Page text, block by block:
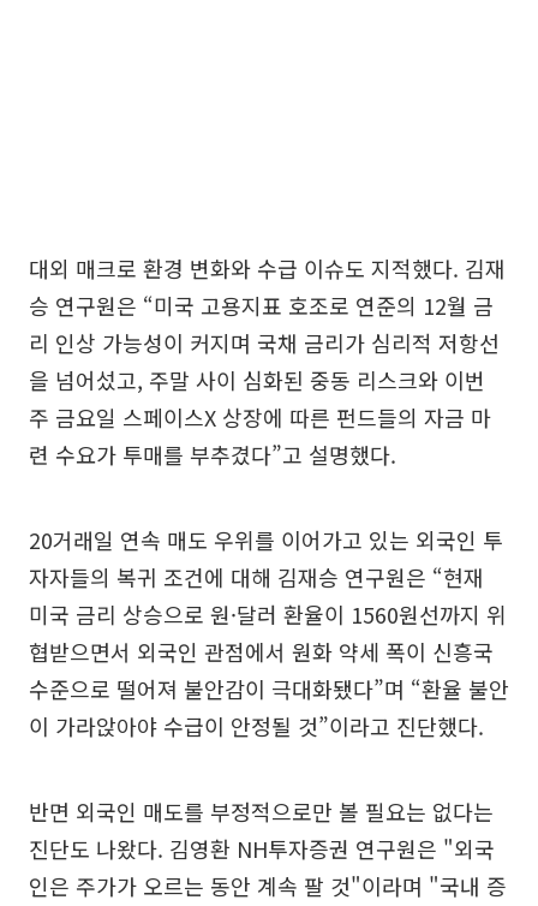
대외 매크로 환경 변화와 수급 이슈도 지적했다. 김재
승 연구원은 “미국 고용지표 호조로 연준의 12월 금
리 인상 가능성이 커지며 국채 금리가 심리적 저항선
을 넘어섰고, 주말 사이 심화된 중동 리스크와 이번
주 금요일 스페이스X 상장에 따른 펀드들의 자금 마
련 수요가 투매를 부추겼다”고 설명했다.
20거래일 연속 매도 우위를 이어가고 있는 외국인 투
자자들의 복귀 조건에 대해 김재승 연구원은 “현재
미국 금리 상승으로 원·달러 환율이 1560원선까지 위
협받으면서 외국인 관점에서 원화 약세 폭이 신흥국
수준으로 떨어져 불안감이 극대화됐다”며 “환율 불안
이 가라앉아야 수급이 안정될 것”이라고 진단했다.
반면 외국인 매도를 부정적으로만 볼 필요는 없다는
진단도 나왔다. 김영환 NH투자증권 연구원은 "외국
인은 주가가 오르는 동안 계속 팔 것"이라며 "국내 증